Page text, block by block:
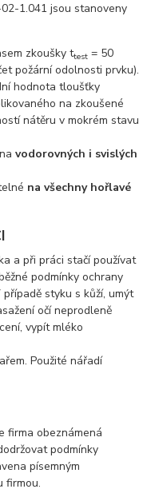
1.041 jsou stanoveny
zkoušky ttest = 50
požární odolnosti prvku).
hodnota tloušťky
na zkoušené
nátěru v mokrém stavu
vodorovných i svislých
na všechny hořlavé
a při práci stačí používat
podmínky ochrany
styku s kůží, umýt
očí neprodleně
vypít mléko
Použité nářadí
firma obeznámená
podmínky
písemným
firmou.